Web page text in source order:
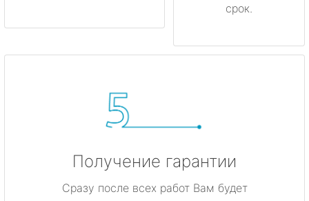
срок.
Получение гарантии
Сразу после всех работ Вам будет